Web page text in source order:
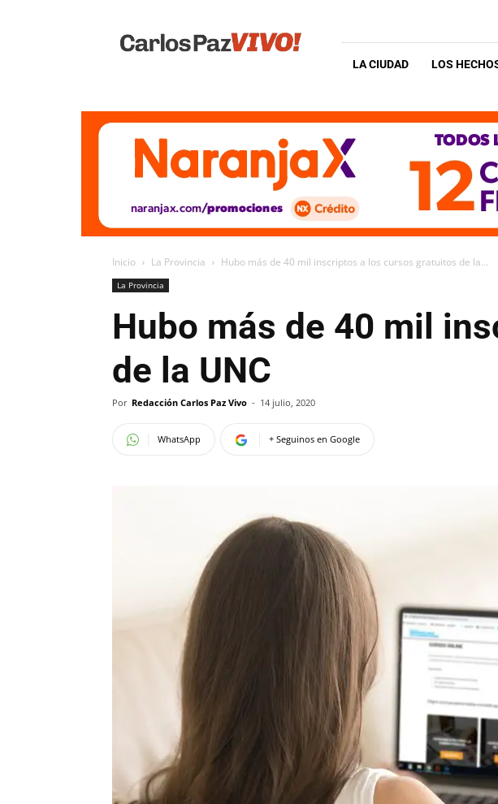
Vivo
LA CIUDAD LOS
Inicio La Provincia Hubo más de 40 mil inscriptos a los cursos gratuitos de la...
La Provincia
Hubo más de 40 mil
de la UNC
Por Redacción Carlos Paz Vivo - 14 julio, 2020
WhatsApp + Seguinos en Google